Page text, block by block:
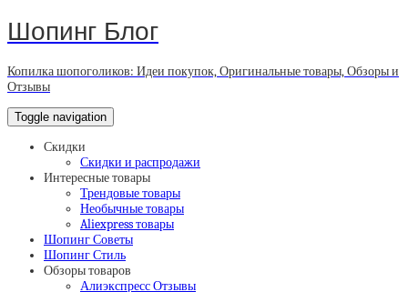
Шопинг Блог
Копилка шопоголиков: Идеи покупок, Оригинальные товары, Обзоры и
Отзывы
Toggle navigation
Скидки
Скидки и распродажи
Интересные товары
Трендовые товары
Необычные товары
Aliexpress товары
Шопинг Советы
Шопинг Стиль
Обзоры товаров
Алиэкспресс Отзывы